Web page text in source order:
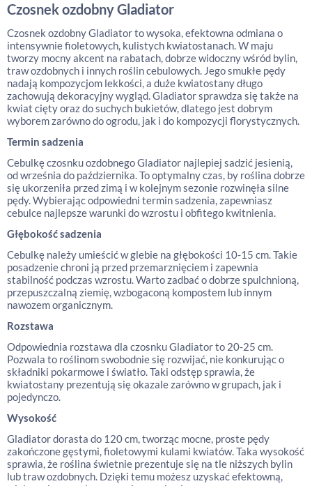
Czosnek ozdobny Gladiator
Czosnek ozdobny Gladiator to wysoka, efektowna odmiana o
intensywnie fioletowych, kulistych kwiatostanach. W maju
tworzy mocny akcent na rabatach, dobrze widoczny wśród bylin,
traw ozdobnych i innych roślin cebulowych. Jego smukłe pędy
nadają kompozycjom lekkości, a duże kwiatostany długo
zachowują dekoracyjny wygląd. Gladiator sprawdza się także na
kwiat cięty oraz do suchych bukietów, dlatego jest dobrym
wyborem zarówno do ogrodu, jak i do kompozycji florystycznych.
Termin sadzenia
Cebulkę czosnku ozdobnego Gladiator najlepiej sadzić jesienią,
od września do października. To optymalny czas, by roślina dobrze
się ukorzeniła przed zimą i w kolejnym sezonie rozwinęła silne
pędy. Wybierając odpowiedni termin sadzenia, zapewniasz
cebulce najlepsze warunki do wzrostu i obfitego kwitnienia.
Głębokość sadzenia
Cebulkę należy umieścić w glebie na głębokości 10-15 cm. Takie
posadzenie chroni ją przed przemarznięciem i zapewnia
stabilność podczas wzrostu. Warto zadbać o dobrze spulchnioną,
przepuszczalną ziemię, wzbogaconą kompostem lub innym
nawozem organicznym.
Rozstawa
Odpowiednia rozstawa dla czosnku Gladiator to 20-25 cm.
Pozwala to roślinom swobodnie się rozwijać, nie konkurując o
składniki pokarmowe i światło. Taki odstęp sprawia, że
kwiatostany prezentują się okazale zarówno w grupach, jak i
pojedynczo.
Wysokość
Gladiator dorasta do 120 cm, tworząc mocne, proste pędy
zakończone gęstymi, fioletowymi kulami kwiatów. Taka wysokość
sprawia, że roślina świetnie prezentuje się na tle niższych bylin
lub traw ozdobnych. Dzięki temu możesz uzyskać efektowną,